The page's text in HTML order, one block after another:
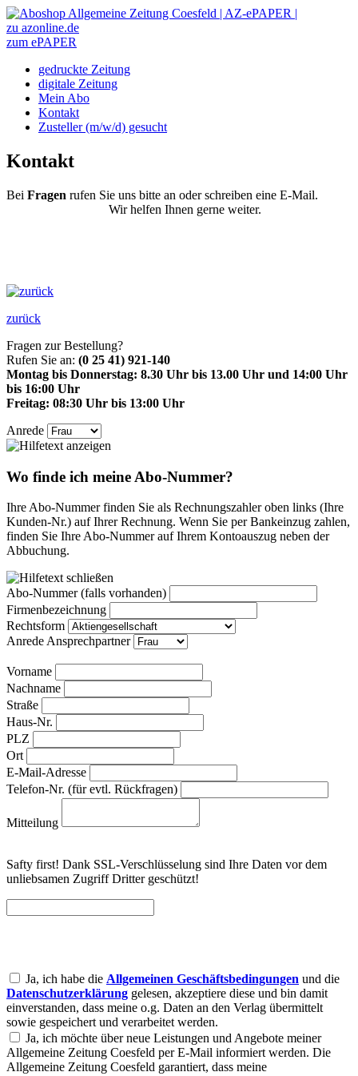
zu azonline.de
zum ePAPER
gedruckte Zeitung
digitale Zeitung
Mein Abo
Kontakt
Zusteller (m/w/d) gesucht
Kontakt
Bei Fragen rufen Sie uns bitte an oder schreiben eine E-Mail.
Wir helfen Ihnen gerne weiter.
zurück
Fragen zur Bestellung?
Rufen Sie an: (0 25 41) 921-140
Montag bis Donnerstag: 8.30 Uhr bis 13.00 Uhr und 14:00 Uhr
bis 16:00 Uhr
Freitag: 08:30 Uhr bis 13:00 Uhr
Anrede
Wo finde ich meine Abo-Nummer?
Ihre Abo-Nummer finden Sie als Rechnungszahler oben links (Ihre
Kunden-Nr.) auf Ihrer Rechnung. Wenn Sie per Bankeinzug zahlen,
finden Sie Ihre Abo-Nummer auf Ihrem Kontoauszug neben der
Abbuchung.
Abo-Nummer (falls vorhanden)
Firmenbezeichnung
Rechtsform
Anrede Ansprechpartner
Vorname
Nachname
Straße
Haus-Nr.
PLZ
Ort
E-Mail-Adresse
Telefon-Nr. (für evtl. Rückfragen)
Mitteilung
Safty first! Dank SSL-Verschlüsselung sind Ihre Daten vor dem
unliebsamen Zugriff Dritter geschützt!
Ja, ich habe die Allgemeinen Geschäftsbedingungen und die
Datenschutzerklärung gelesen, akzeptiere diese und bin damit
einverstanden, dass meine o.g. Daten an den Verlag übermittelt
sowie gespeichert und verarbeitet werden.
Ja, ich möchte über neue Leistungen und Angebote meiner
Allgemeine Zeitung Coesfeld per E-Mail informiert werden. Die
Allgemeine Zeitung Coesfeld garantiert, dass meine